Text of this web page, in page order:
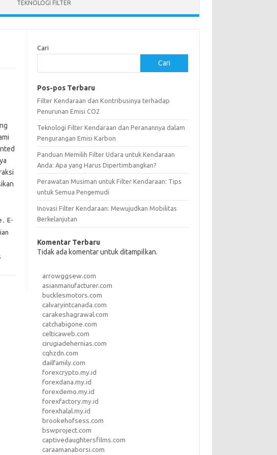
TEKNOLOGI FILTER
, E-
Cari
Cari
Pos-pos Terbaru
Filter Kendaraan dan Kontribusinya terhadap
Penurunan Emisi CO2
Teknologi Filter Kendaraan dan Peranannya dalam
Pengurangan Emisi Karbon
Panduan Memilih Filter Udara untuk Kendaraan
Anda: Apa yang Harus Dipertimbangkan?
Perawatan Musiman untuk Filter Kendaraan: Tips
untuk Semua Pengemudi
Inovasi Filter Kendaraan: Mewujudkan Mobilitas
Berkelanjutan
Komentar Terbaru
Tidak ada komentar untuk ditampilkan.
arrowggsew.com
asianmanufacturer.com
bucklesmotors.com
calvaryintcanada.com
carakeshagrawal.com
catchabigone.com
celticaweb.com
cirugiadehernias.com
cqhzdn.com
dailfamily.com
forexcrypto.my.id
forexdana.my.id
forexdemo.my.id
forexfactory.my.id
forexhalal.my.id
brookehofsess.com
bswproject.com
captivedaughtersfilms.com
caraamanaborsi.com